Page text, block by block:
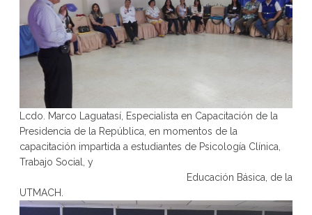
Lcdo. Marco Laguatasí, Especialista en Capacitación de la
Presidencia de la República, en momentos de la
capacitación impartida a estudiantes de Psicología Clínica,
Trabajo Social, y
Educación Básica, de la
UTMACH.